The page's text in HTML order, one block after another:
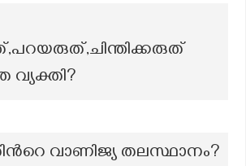
വാണിജ്യ തലസ്ഥാനം?